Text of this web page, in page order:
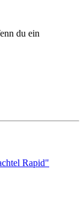
du ein
Rapid"